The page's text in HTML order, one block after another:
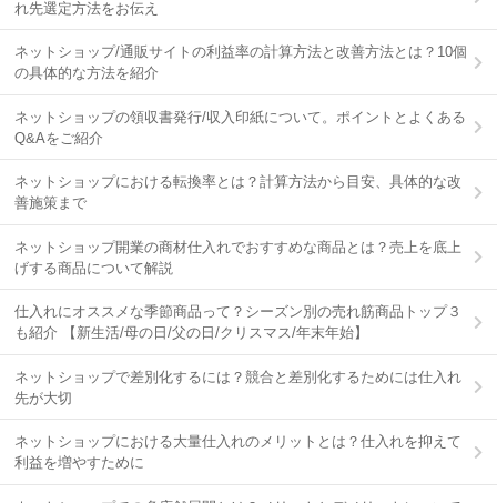
れ先選定方法をお伝え
ネットショップ/通販サイトの利益率の計算方法と改善方法とは？10個
の具体的な方法を紹介
ネットショップの領収書発行/収入印紙について。ポイントとよくある
Q&Aをご紹介
ネットショップにおける転換率とは？計算方法から目安、具体的な改
善施策まで
ネットショップ開業の商材仕入れでおすすめな商品とは？売上を底上
げする商品について解説
仕入れにオススメな季節商品って？シーズン別の売れ筋商品トップ３
も紹介 【新生活/母の日/父の日/クリスマス/年末年始】
ネットショップで差別化するには？競合と差別化するためには仕入れ
先が大切
ネットショップにおける大量仕入れのメリットとは？仕入れを抑えて
利益を増やすために